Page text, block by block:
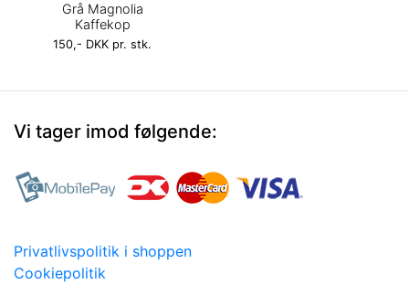
Grå Magnolia
Kaffekop
150,- DKK pr. stk.
Vi tager imod følgende:
Privatlivspolitik i shoppen
Cookiepolitik